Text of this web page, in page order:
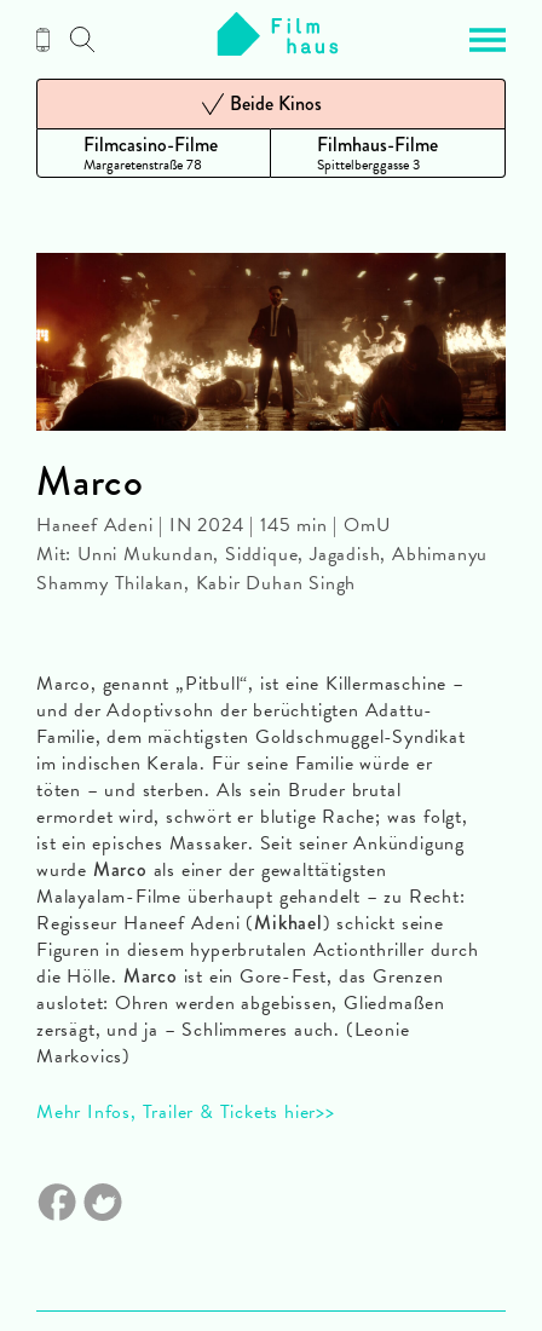
Inhalt
Filmcasino-Filme
Margaretenstraße 78
Beide Kinos
Filmhaus-Filme
Spittelberggasse 3
Marco, genannt „Pitbull“, ist eine Killermaschine –
und der Adoptivsohn der berüchtigten Adattu-
Familie, dem mächtigsten Goldschmuggel-Syndikat
im indischen Kerala. Für seine Familie würde er
töten – und sterben. Als sein Bruder brutal
ermordet wird, schwört er blutige Rache; was folgt,
ist ein episches Massaker. Seit seiner Ankündigung
wurde Marco als einer der gewalttätigsten
Malayalam-Filme überhaupt gehandelt – zu Recht:
Regisseur Haneef Adeni (Mikhael) schickt seine
Figuren in diesem hyperbrutalen Actionthriller durch
die Hölle. Marco ist ein Gore-Fest, das Grenzen
auslotet: Ohren werden abgebissen, Gliedmaßen
zersägt, und ja – Schlimmeres auch. (Leonie
Markovics)
Mehr Infos, Trailer & Tickets hier>>
Marco
Haneef Adeni | IN 2024 | 145 min | OmU
Mit: Unni Mukundan, Siddique, Jagadish, Abhimanyu
Shammy Thilakan, Kabir Duhan Singh